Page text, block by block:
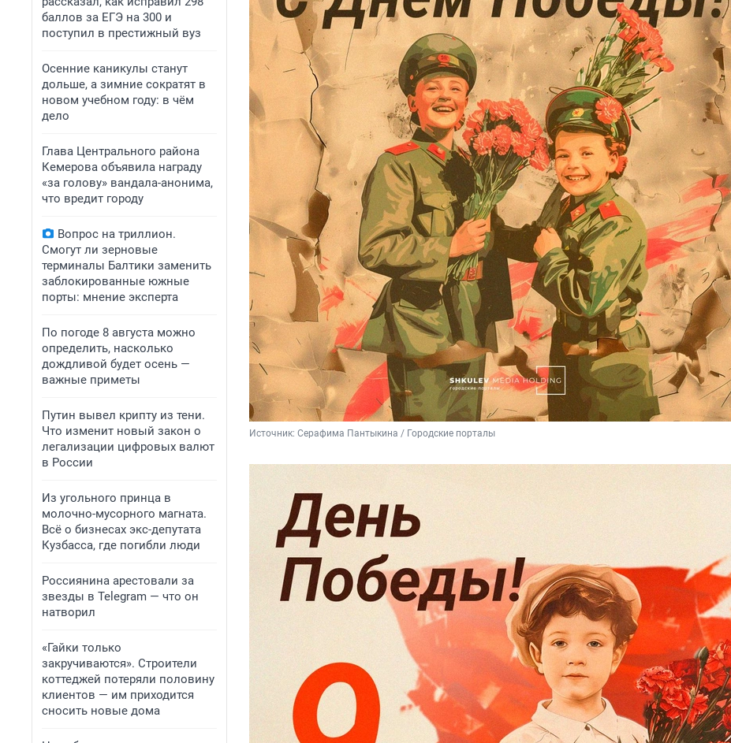
баллов за ЕГЭ на 300 и
поступил в престижный вуз
Осенние каникулы станут
дольше, а зимние сократят в
новом учебном году: в чём
дело
Глава Центрального района
Кемерова объявила награду
«за голову» вандала-анонима,
что вредит городу
Вопрос на триллион.
Смогут ли зерновые
терминалы Балтики заменить
заблокированные южные
порты: мнение эксперта
По погоде 8 августа можно
определить, насколько
дождливой будет осень —
важные приметы
Путин вывел крипту из тени.
Что изменит новый закон о
легализации цифровых валют
в России
Из угольного принца в
молочно-мусорного магната.
Всё о бизнесах экс-депутата
Кузбасса, где погибли люди
Россиянина арестовали за
звезды в Telegram — что он
натворил
«Гайки только
закручиваются». Строители
коттеджей потеряли половину
клиентов — им приходится
сносить новые дома
Источник: Серафима Пантыкина / Городские порталы